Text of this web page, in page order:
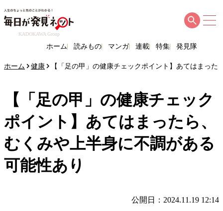
KADOKAWA Group
ホーム 読みもの マンガ 連載 特集 発見隊
ホーム 健康 【「足の甲」の健康チェックポイント】あてはまっ
【「足の甲」の健康チェック
ポイント】あてはまったら、
むくみや上半身に不調がある
可能性あり
公開日：2024.11.19 12:14